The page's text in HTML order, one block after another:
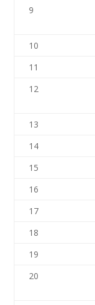
9
10
11
12
13
14
15
16
17
18
19
20